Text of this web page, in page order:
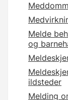
Melde
og
ildsteder
Melding